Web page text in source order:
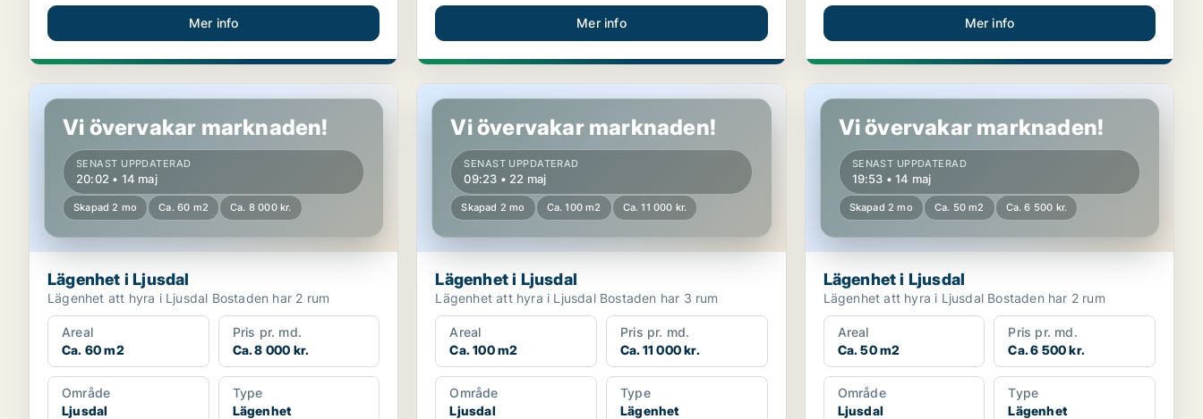
Mer info Mer info Mer info
Lägenhet i Ljusdal
Vi övervakar marknaden!
SENAST UPPDATERAD
20:02 • 14 maj
Skapad 2 mo Ca. 60 m2 Ca. 8 000 kr.
Lägenhet i Ljusdal
Lägenhet att hyra i Ljusdal Bostaden har 2 rum
Areal
Ca. 60 m2
Pris pr. md.
Ca. 8 000 kr.
Område
Ljusdal
Type
Lägenhet
Lägenhet i Ljusdal
Vi övervakar marknaden!
SENAST UPPDATERAD
09:23 • 22 maj
Skapad 2 mo Ca. 100 m2 Ca. 11 000 kr.
Lägenhet i Ljusdal
Lägenhet att hyra i Ljusdal Bostaden har 3 rum
Areal
Ca. 100 m2
Pris pr. md.
Ca. 11 000 kr.
Område
Ljusdal
Type
Lägenhet
Lägenhet i Ljusdal
Vi övervakar marknaden!
SENAST UPPDATERAD
19:53 • 14 maj
Skapad 2 mo Ca. 50 m2 Ca. 6 500 kr.
Lägenhet i Ljusdal
Lägenhet att hyra i Ljusdal Bostaden har 2 rum
Areal
Ca. 50 m2
Pris pr. md.
Ca. 6 500 kr.
Område
Ljusdal
Type
Lägenhet